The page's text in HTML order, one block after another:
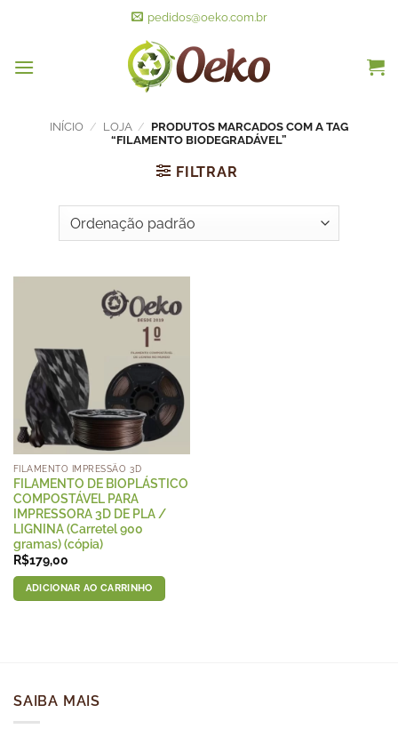
pedidos@oeko.com.br
INÍCIO / LOJA / PRODUTOS MARCADOS COM A TAG
“FILAMENTO BIODEGRADÁVEL”
FILTRAR
FILAMENTO IMPRESSÃO 3D
FILAMENTO DE BIOPLÁSTICO
COMPOSTÁVEL PARA
IMPRESSORA 3D DE PLA /
LIGNINA (Carretel 900
gramas) (cópia)
R$179,00
ADICIONAR AO CARRINHO
SAIBA MAIS